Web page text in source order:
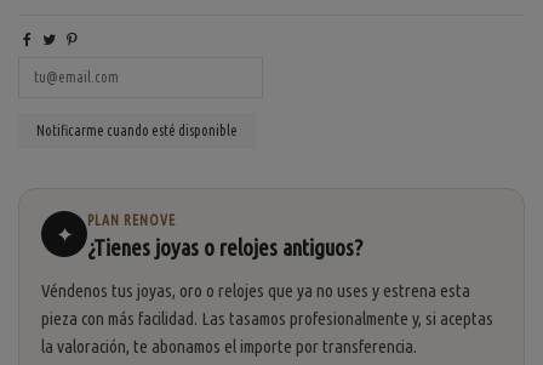
✦
PLAN RENOVE
¿Tienes joyas o relojes antiguos?
Véndenos tus joyas, oro o relojes que ya no uses y estrena esta
pieza con más facilidad. Las tasamos profesionalmente y, si aceptas
la valoración, te abonamos el importe por transferencia.